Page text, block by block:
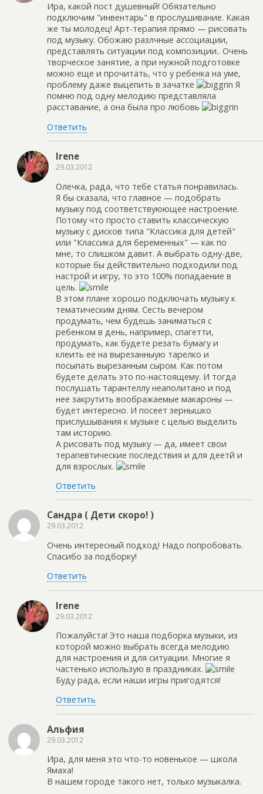
Ира, какой пост душевный! Обязательно
подключим "инвентарь" в прослушивание. Какая
же ты молодец! Арт-терапия прямо — рисовать
под музыку. Обожаю разлчные ассоциации,
представлять ситуации под композиции.. Очень
творческое занятие, а при нужной подготовке
можно еще и прочитать, что у ребенка на уме,
проблему даже выцепить в зачатке
Я
помню под одну мелодию представляла
расставание, а она была про любовь
Ответить
Irene
29.03.2012
Олечка, рада, что тебе статья понравилась.
Я бы сказала, что главное — подобрать
музыку под соответствуюющее настроение.
Потому что просто ставить классическую
музыку с дисков типа "Классика для детей"
или "Классика для беременных" — как по
мне, то слишком давит. А выбрать одну-две,
которые бы действительно подходили под
настрой и игру, то это 100% попадаение в
цель.
В этом плане хорошо подключать музыку к
тематическим дням. Сесть вечером
продумать, чем будешь заниматься с
ребенком в день, например, спагетти,
продумать, как будете резать бумагу и
клеить ее на вырезанныую тарелко и
посыпать вырезанным сыром. Как потом
будете делать это по-настоящему. И тогда
послушать тарантеллу неаполитано и под
нее закрутить воображаемые макароны —
будет интересно. И посеет зернышко
прислушывания к музыке с целью выделить
там историю.
А рисовать под музыку — да, имеет свои
терапевтические последствия и для деетй и
для взрослых.
Ответить
Сандра ( Дети скоро! )
29.03.2012
Очень интересный подход! Надо попробовать.
Спасибо за подборку!
Ответить
Irene
29.03.2012
Пожалуйста! Это наша подборка музыки, из
которой можно выбрать всегда мелодию
для настроения и для ситуации. Многие я
частенько использую в праздниках.
Буду рада, если наши игры пригодятся!
Ответить
Альфия
29.03.2012
Ира, для меня это что-то новенькое — школа
Ямаха!
В нашем городе такого нет, только музыкалка.